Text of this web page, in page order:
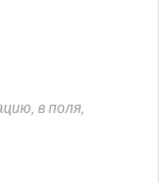
в поля,